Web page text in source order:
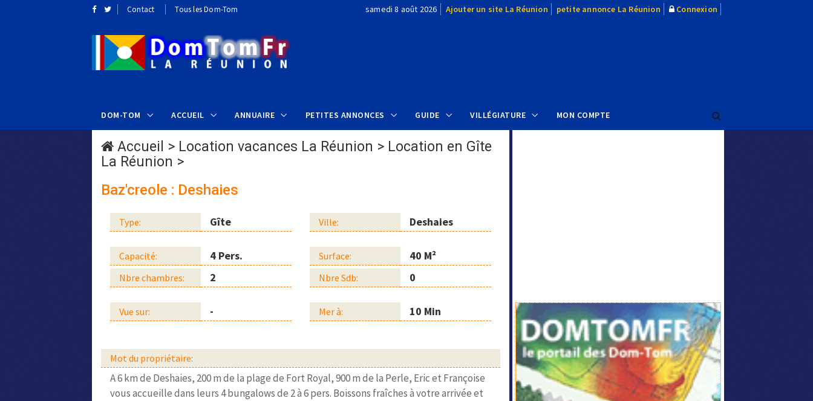
Contact Tous les Dom-Tom samedi 8 août 2026 Ajouter un site La Réunion petite annonce La Réunion Connexion
DOM-TOM ACCUEIL ANNUAIRE PETITES ANNONCES GUIDE VILLÉGIATURE MON COMPTE
Accueil > Location vacances La Réunion > Location en Gîte
La Réunion >
Baz'creole : Deshaies
Type: Gîte Ville: Deshaies
Capacité: 4 Pers. Surface: 40 M²
Nbre chambres: 2 Nbre Sdb: 0
Vue sur: - Mer à: 10 Min
Mot du propriétaire:
A 6 km de Deshaies, 200 m de la plage de Fort Royal, 900 m de la Perle, Eric et Françoise
vous accueille dans leurs 4 bungalows de 2 à 6 pers. Boissons fraîches à votre arrivée et